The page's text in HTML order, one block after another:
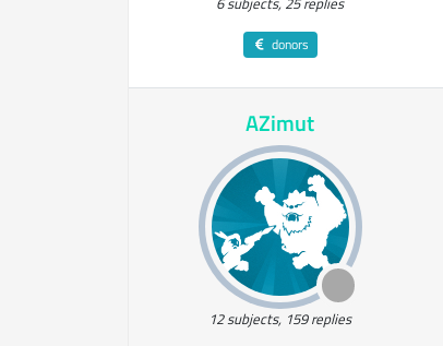
donors
AZimut
12 subjects, 159 replies